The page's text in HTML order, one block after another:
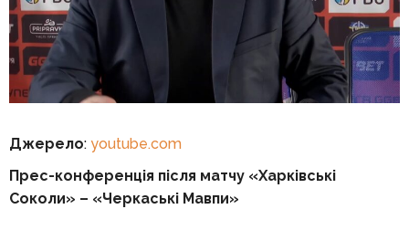
Джерело: youtube.com
Прес-конференція після матчу «Харківські
Соколи» – «Черкаські Мавпи»